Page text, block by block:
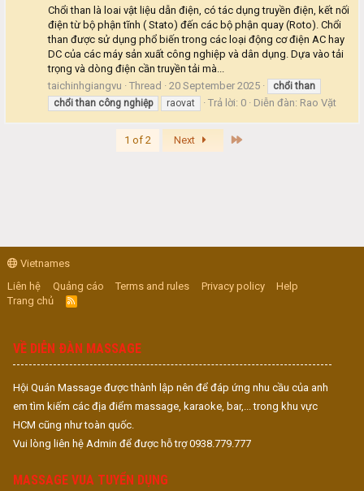
Chổi than là loai vật liệu dẫn điện, có tác dụng truyền điện, kết nối
điện từ bộ phận tĩnh ( Stato) đến các bộ phận quay (Roto). Chổi
than được sử dụng phổ biến trong các loại động cơ điện AC hay
DC của các máy sản xuất công nghiệp và dân dụng. Dựa vào tải
trọng và dòng điện cần truyền tải mà...
taichinhgiangvu
Thread 20 September 2025 chổi than
chổi than công nghiệp raovat Trả lời: 0 Diễn đàn: Rao Vặt
1 of 2 Next
Vietnames
Liên hệ
Quảng cáo Terms and rules Privacy policy
Help
Trang chủ
R
S
VỀ DIỄN ĐÀN MASSAGE
Hội Quán Massage được thành lập nên để đáp ứng nhu cầu của anh
em tìm kiếm các địa điểm massage, karaoke, bar,... trong khu vực
HCM cũng như toàn quốc.
Vui lòng liên hệ Admin để được hỗ trợ 0938.779.777
MASSAGE VUA TUYỂN DỤNG